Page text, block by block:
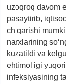
uzoqroq davom
pasaytirib,
chiqarishi
narxlarining
kuzatildi va
ehtimolligi
infeksiyasining